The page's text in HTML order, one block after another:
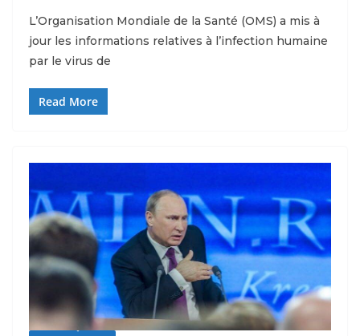
L’Organisation Mondiale de la Santé (OMS) a mis à
jour les informations relatives à l’infection humaine
par le virus de
Read More